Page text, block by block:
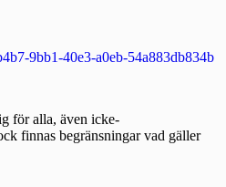
9bb1-40e3-a0eb-54a883db834b
för alla, även icke-
finnas begränsningar vad gäller